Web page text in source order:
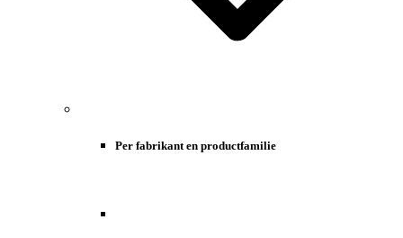
Per fabrikant en productfamilie